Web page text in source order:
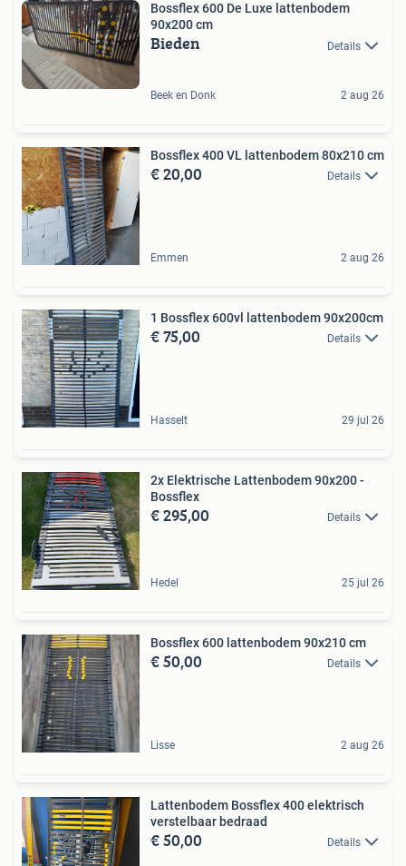
Bossflex 600 De Luxe lattenbodem
90x200 cm
Bieden Details
Beek en Donk 2 aug 26
Bossflex 400 VL lattenbodem 80x210 cm
€ 20,00 Details
Emmen 2 aug 26
1 Bossflex 600vl lattenbodem 90x200cm
€ 75,00 Details
Hasselt 29 jul 26
2x Elektrische Lattenbodem 90x200 -
Bossflex
€ 295,00 Details
Hedel 25 jul 26
Bossflex 600 lattenbodem 90x210 cm
€ 50,00 Details
Lisse 2 aug 26
Lattenbodem Bossflex 400 elektrisch
verstelbaar bedraad
€ 50,00 Details